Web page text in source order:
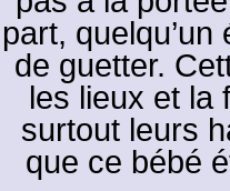
part,
de guetter.
les lieux et la
surtout leurs
que ce bébé